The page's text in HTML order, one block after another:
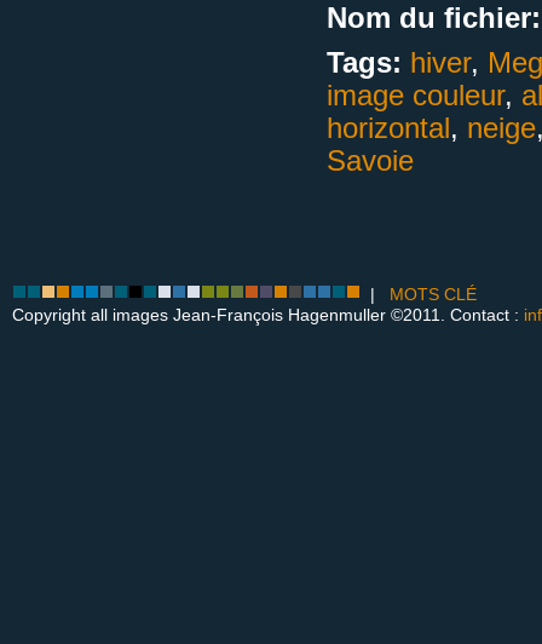
Nom du fichier:
Tags: hiver,
image couleur,
horizontal, neige
Savoie
| MOTS CLÉ
Copyright all images Jean-François Hagenmuller ©2011. Contact :